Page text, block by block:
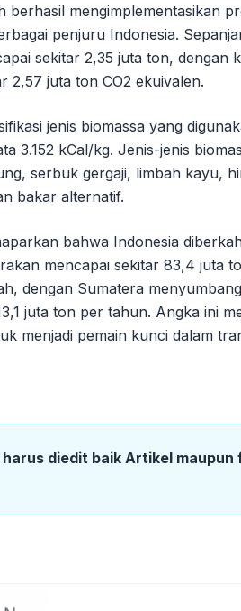
berhasil mengimplementasikan
penjuru Indonesia.
sekitar 2,35 juta ton, dengan
2,57 juta ton CO2 ekuivalen.
jenis biomassa yang
3.152 kCal/kg. Jenis-jenis
serbuk gergaji, limbah kayu,
bakar alternatif.
bahwa Indonesia
mencapai sekitar 83,4 juta
dengan Sumatera
juta ton per tahun. Angka ini
menjadi pemain kunci dalam
diedit baik Artikel maupun